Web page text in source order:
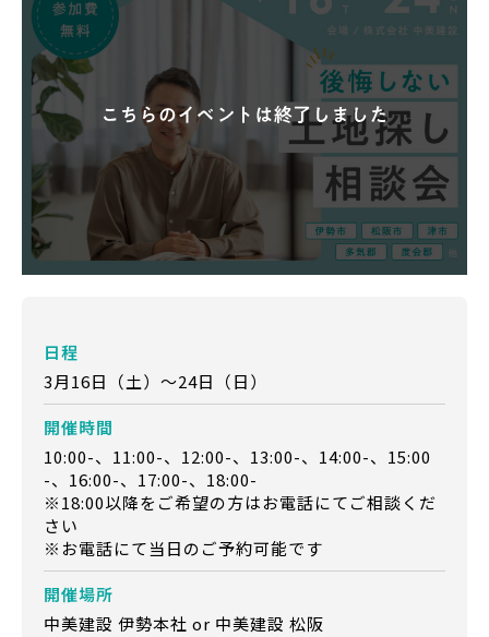
日程
3月16日（土）～24日（日）
開催時間
10:00-、11:00-、12:00-、13:00-、14:00-、15:00
-、16:00-、17:00-、18:00-
※18:00以降をご希望の方はお電話にてご相談くだ
さい
※お電話にて当日のご予約可能です
開催場所
中美建設 伊勢本社 or 中美建設 松阪